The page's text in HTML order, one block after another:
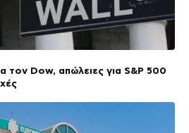
τον Dow, απώλειες για S&P 500